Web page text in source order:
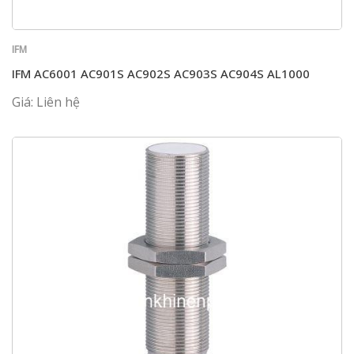
IFM
IFM AC6001 AC901S AC902S AC903S AC904S AL1000
Giá: Liên hệ